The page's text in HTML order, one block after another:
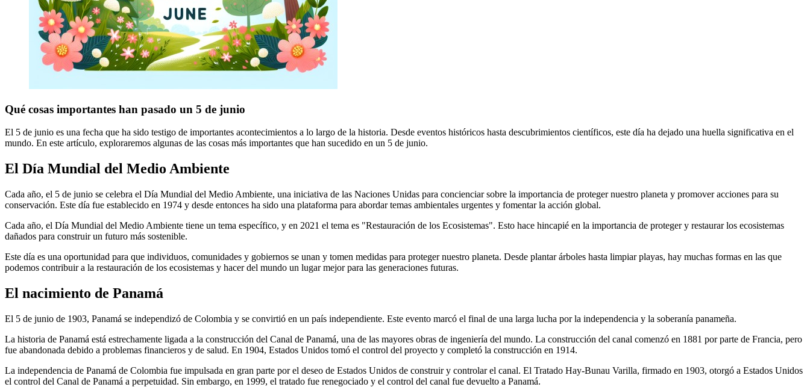
Qué cosas importantes han pasado un 5 de junio
El 5 de junio es una fecha que ha sido testigo de importantes acontecimientos a lo largo de la historia. Desde eventos históricos hasta descubrimientos científicos, este día ha dejado una huella significativa en el
mundo. En este artículo, exploraremos algunas de las cosas más importantes que han sucedido en un 5 de junio.
El Día Mundial del Medio Ambiente
Cada año, el 5 de junio se celebra el Día Mundial del Medio Ambiente, una iniciativa de las Naciones Unidas para concienciar sobre la importancia de proteger nuestro planeta y promover acciones para su
conservación. Este día fue establecido en 1974 y desde entonces ha sido una plataforma para abordar temas ambientales urgentes y fomentar la acción global.
Cada año, el Día Mundial del Medio Ambiente tiene un tema específico, y en 2021 el tema es "Restauración de los Ecosistemas". Esto hace hincapié en la importancia de proteger y restaurar los ecosistemas
dañados para construir un futuro más sostenible.
Este día es una oportunidad para que individuos, comunidades y gobiernos se unan y tomen medidas para proteger nuestro planeta. Desde plantar árboles hasta limpiar playas, hay muchas formas en las que
podemos contribuir a la restauración de los ecosistemas y hacer del mundo un lugar mejor para las generaciones futuras.
El nacimiento de Panamá
El 5 de junio de 1903, Panamá se independizó de Colombia y se convirtió en un país independiente. Este evento marcó el final de una larga lucha por la independencia y la soberanía panameña.
La historia de Panamá está estrechamente ligada a la construcción del Canal de Panamá, una de las mayores obras de ingeniería del mundo. La construcción del canal comenzó en 1881 por parte de Francia, pero
fue abandonada debido a problemas financieros y de salud. En 1904, Estados Unidos tomó el control del proyecto y completó la construcción en 1914.
La independencia de Panamá de Colombia fue impulsada en gran parte por el deseo de Estados Unidos de construir y controlar el canal. El Tratado Hay-Bunau Varilla, firmado en 1903, otorgó a Estados Unidos
el control del Canal de Panamá a perpetuidad. Sin embargo, en 1999, el tratado fue renegociado y el control del canal fue devuelto a Panamá.